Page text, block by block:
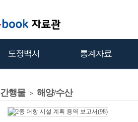
도정백서 통계자료
간행물 > 해양/수산